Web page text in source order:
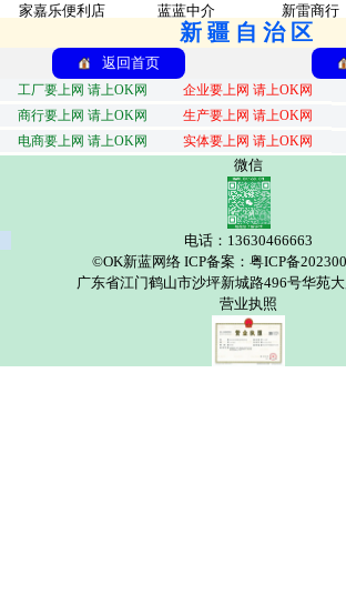
家嘉乐便利店 蓝蓝中介 新雷商行
新疆自治区
返回首页
工厂要上网 请上OK网 企业要上网 请上OK网
商行要上网 请上OK网
生产要上网 请上OK网
电商要上网 请上OK网
实体要上网 请上OK网
微信
电话：13630466663
©OK新蓝网络 ICP备案：粤ICP备
广东省江门鹤山市沙坪新城路496号华苑
营业执照